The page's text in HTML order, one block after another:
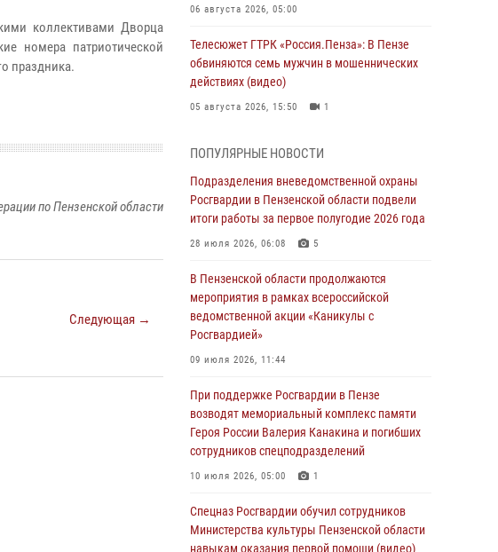
коллективами Дворца
номера патриотической
праздника.
по Пензенской области
Следующая →
06 августа 2026, 05:00
Телесюжет ГТРК «Россия.Пенза»: В Пензе
обвиняются семь мужчин в мошеннических
действиях (видео)
05 августа 2026, 15:50 1
легендарного генерала Яковлева
05 августа 2026, 07:00
Сотрудники пензенского ОМОН «Страж»
познакомили участников сборов «Гвардеец»
05 августа 2026, 06:15 6
В Пензе сотрудники Росгвардии оказали
помощь дезориентированному пенсионеру
05 августа 2026, 04:00
В Пензе при силовой поддержке Росгвардии
пресечена деятельность ОПГ,
маскировавшейся под реабилитационный
центр (видео)
04 августа 2026, 07:05
В Управлении Росгвардии по Пензенской
области подвели итоги работы за первое
ПОПУЛЯРНЫЕ НОВОСТИ
Подразделения вневедомственной охраны
Росгвардии в Пензенской области подвели
итоги работы за первое полугодие 2026 года
28 июля 2026, 06:08 5
В Пензенской области продолжаются
мероприятия в рамках всероссийской
ведомственной акции «Каникулы с
Росгвардией»
09 июля 2026, 11:44
При поддержке Росгвардии в Пензе
возводят мемориальный комплекс памяти
Героя России Валерия Канакина и погибших
сотрудников спецподразделений
10 июля 2026, 05:00 1
Спецназ Росгвардии обучил сотрудников
Министерства культуры Пензенской области
навыкам оказания первой помощи (видео)